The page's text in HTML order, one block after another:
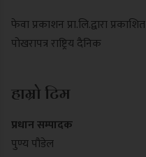
फेवा प्रकाशन प्रा.लि.द्वारा प्रकाशित
पोखरापत्र राष्ट्रिय दैनिक
हाम्रो टिम
प्रधान सम्पादक
पुण्य पौडेल